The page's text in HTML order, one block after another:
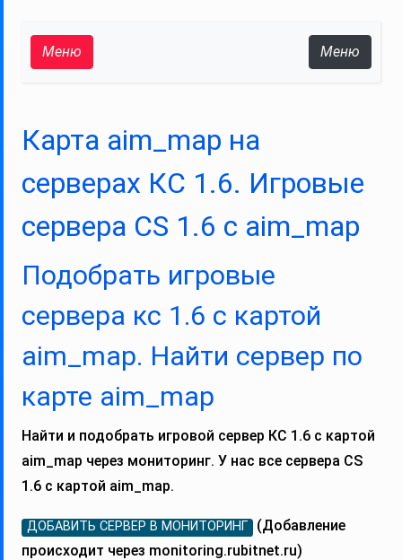
Меню Меню
Карта aim_map на
серверах КС 1.6. Игровые
сервера CS 1.6 с aim_map
Подобрать игровые
сервера кс 1.6 с картой
aim_map. Найти сервер по
карте aim_map
Найти и подобрать игровой сервер КС 1.6 с картой
aim_map через мониторинг. У нас все сервера CS
1.6 с картой aim_map.
ДОБАВИТЬ СЕРВЕР В МОНИТОРИНГ (Добавление
происходит через monitoring.rubitnet.ru)